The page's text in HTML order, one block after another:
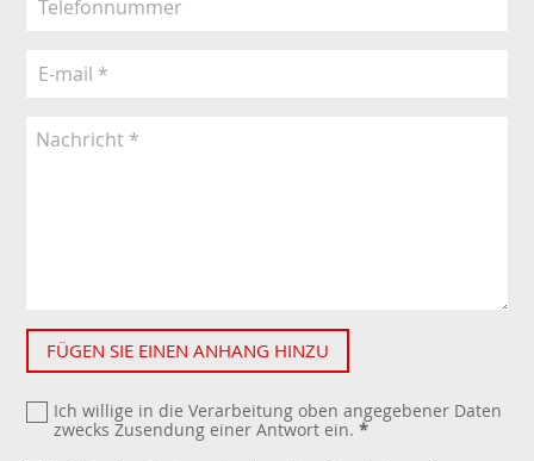
FÜGEN SIE EINEN ANHANG HINZU
Ich willige in die Verarbeitung oben angegebener Daten
zwecks Zusendung einer Antwort ein. *